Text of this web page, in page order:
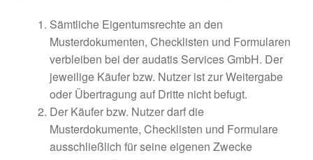
Sämtliche Eigentumsrechte an den
Musterdokumenten, Checklisten und Formularen
verbleiben bei der audatis Services GmbH. Der
jeweilige Käufer bzw. Nutzer ist zur Weitergabe
oder Übertragung auf Dritte nicht befugt.
Der Käufer bzw. Nutzer darf die
Musterdokumente, Checklisten und Formulare
ausschließlich für seine eigenen Zwecke